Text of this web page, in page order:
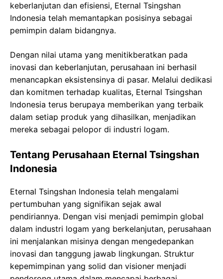
keberlanjutan dan efisiensi, Eternal Tsingshan
Indonesia telah memantapkan posisinya sebagai
pemimpin dalam bidangnya.
Dengan nilai utama yang menitikberatkan pada
inovasi dan keberlanjutan, perusahaan ini berhasil
menancapkan eksistensinya di pasar. Melalui dedikasi
dan komitmen terhadap kualitas, Eternal Tsingshan
Indonesia terus berupaya memberikan yang terbaik
dalam setiap produk yang dihasilkan, menjadikan
mereka sebagai pelopor di industri logam.
Tentang Perusahaan Eternal Tsingshan
Indonesia
Eternal Tsingshan Indonesia telah mengalami
pertumbuhan yang signifikan sejak awal
pendiriannya. Dengan visi menjadi pemimpin global
dalam industri logam yang berkelanjutan, perusahaan
ini menjalankan misinya dengan mengedepankan
inovasi dan tanggung jawab lingkungan. Struktur
kepemimpinan yang solid dan visioner menjadi